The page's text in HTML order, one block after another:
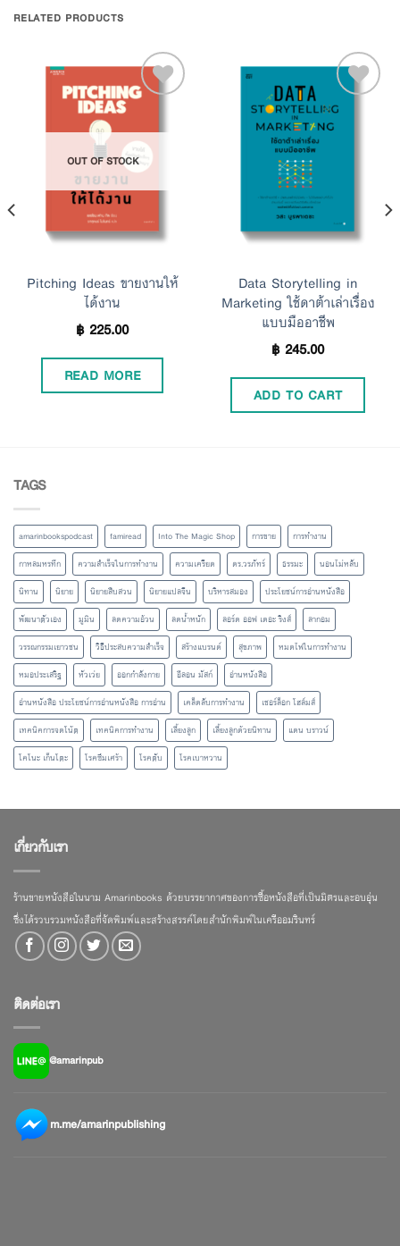
RELATED PRODUCTS
Add to
Wishlist
OUT OF STOCK
Pitching Ideas ขายงานให้
ได้งาน
฿225.00
READ MORE
Data Storytelling in
Marketing ใช้ดาต้าเล่าเรื่อง
แบบมืออาชีพ
฿245.00
ADD TO CART
TAGS
amarinbookspodcast famiread Into The Magic Shop การขาย
การทำงาน
กาหลมหรทึก
ความสำเร็จในการทำงาน ความเครียด ดร.วรภัทร์ ธรรมะ
นอนไม่หลับ
นิทาน
นิยาย นิยายสืบสวน นิยายแปลจีน บริหารสมอง
ประโยชน์การอ่านหนังสือ
พัฒนาตัวเอง
มูมิน ลดความอ้วน ลดน้ำหนัก ลอร์ด ออฟ เดอะ ริงส์
ลากอม
วรรณกรรมเยาวชน
วิธีประสบความสำเร็จ สร้างแบรนด์ สุขภาพ
หมดไฟในการทำงาน
หมอประเสริฐ
หัวเว่ย ออกกำลังกาย อีลอน มัสก์
อ่านหนังสือ
อ่านหนังสือ ประโยชน์การอ่านหนังสือ การอ่าน
เคล็ดลับการทำงาน
เชอร์ล็อก โฮล์มส์
เทคนิคการจดโน้ต
เทคนิคการทำงาน เลี้ยงลูก เลี้ยงลูกด้วยนิทาน
แดน บราวน์
โคโนะ เก็นโตะ
โรคซึมเศร้า โรคตับ โรคเบาหวาน
เกี่ยวกับเรา
ร้านขายหนังสือในนาม Amarinbooks ด้วยบรรยากาศของการซื้อหนังสือที่เป็นมิตรและอบอุ่น
ซึ่งได้รวบรวมหนังสือที่จัดพิมพ์และสร้างสรรค์โดยสำนักพิมพ์ในเครืออมรินทร์
ติดต่อเรา
@amarinpub
m.me/amarinpublishing